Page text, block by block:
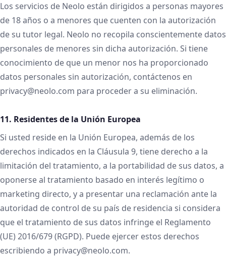
Los servicios de Neolo están dirigidos a personas mayores
de 18 años o a menores que cuenten con la autorización
de su tutor legal. Neolo no recopila conscientemente datos
personales de menores sin dicha autorización. Si tiene
conocimiento de que un menor nos ha proporcionado
datos personales sin autorización, contáctenos en
privacy@neolo.com para proceder a su eliminación.
11. Residentes de la Unión Europea
Si usted reside en la Unión Europea, además de los
derechos indicados en la Cláusula 9, tiene derecho a la
limitación del tratamiento, a la portabilidad de sus datos, a
oponerse al tratamiento basado en interés legítimo o
marketing directo, y a presentar una reclamación ante la
autoridad de control de su país de residencia si considera
que el tratamiento de sus datos infringe el Reglamento
(UE) 2016/679 (RGPD). Puede ejercer estos derechos
escribiendo a privacy@neolo.com.